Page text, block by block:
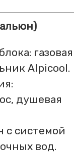
газовая
Alpicool.
душевая
с системой
вод.